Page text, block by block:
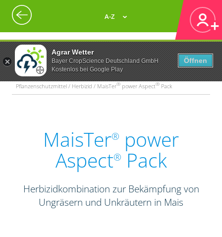
Agrar Wetter
Bayer CropScience Deutschland GmbH
Kostenlos bei Google Play
Öffnen
A-Z
Pflanzenschutzmittel / Herbizid / MaisTer® power Aspect® Pack
MaisTer® power
Aspect® Pack
Herbizidkombination zur Bekämpfung von
Ungräsern und Unkräutern in Mais